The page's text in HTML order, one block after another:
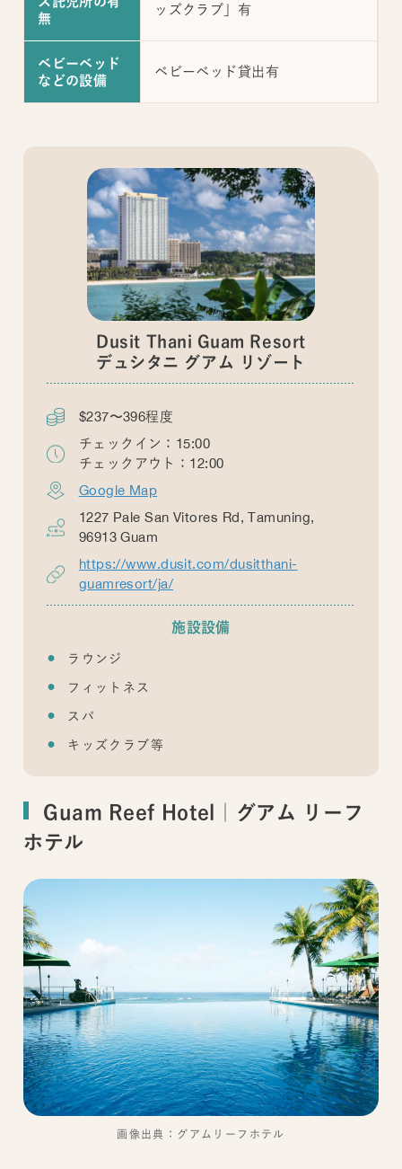
無
ッズクラブ」有
ベビーベッド
などの設備
ベビーベッド貸出有
Dusit Thani Guam Resort
デュシタニ グアム リゾート
$237〜396程度
チェックイン：15:00
チェックアウト：12:00
Google Map
1227 Pale San Vitores Rd, Tamuning,
96913 Guam
https://www.dusit.com/dusitthani-
guamresort/ja/
施設設備
ラウンジ
フィットネス
スパ
キッズクラブ等
Guam Reef Hotel｜グアム リーフ
ホテル
画像出典：グアムリーフホテル